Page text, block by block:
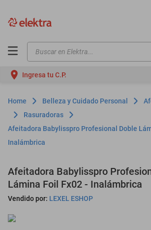
Buscar en Elektra...
Ingresa tu C.P.
Belleza y Cuidado Personal
Rasuradoras
Afeitadora Babylisspro Profesional Doble
Inalámbrica
Afeitadora Babylisspro
Lámina Foil Fx02 - Inalámbrica
Vendido por: LEXEL ESHOP
motos
moto
celulares
iphones
lavadoras
colchones
salas